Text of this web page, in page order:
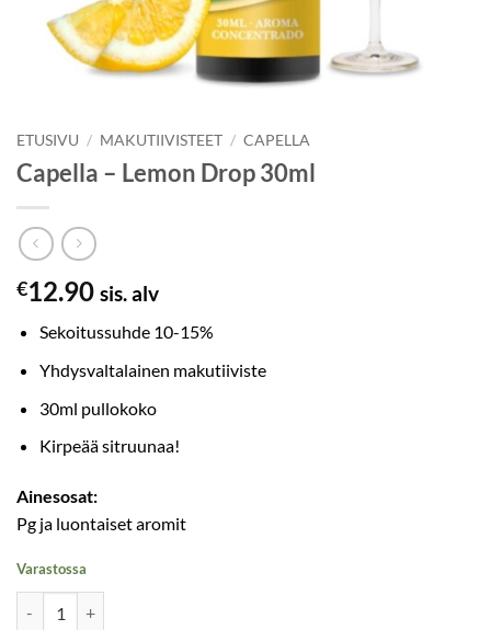
ETUSIVU / MAKUTIIVISTEET / CAPELLA
Capella – Lemon Drop 30ml
€12.90 sis. alv
Sekoitussuhde 10-15%
Yhdysvaltalainen makutiiviste
30ml pullokoko
Kirpeää sitruunaa!
Ainesosat:
Pg ja luontaiset aromit
Varastossa